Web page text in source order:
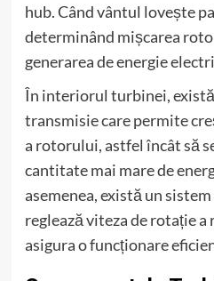
hub. Când vântul lovește
determinând mișcarea
generarea de energie
În interiorul turbinei,
transmisie care permite
a rotorului, astfel încât să
cantitate mai mare de
asemenea, există un
reglează viteza de rotație
asigura o funcționare